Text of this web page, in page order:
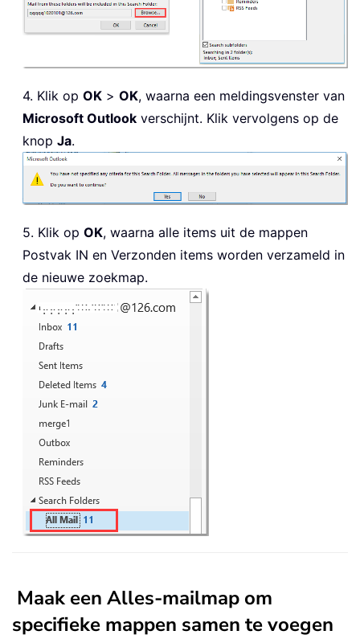
4. Klik op OK > OK, waarna een meldingsvenster van
Microsoft Outlook verschijnt. Klik vervolgens op de
knop Ja.
5. Klik op OK, waarna alle items uit de mappen
Postvak IN en Verzonden items worden verzameld in
de nieuwe zoekmap.
Maak een Alles-mailmap om
specifieke mappen samen te voegen